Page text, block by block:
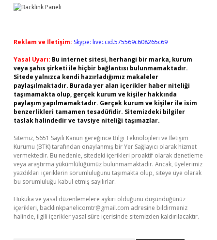
Reklam ve İletişim: Skype: live:.cid.575569c608265c69
Yasal Uyarı: Bu internet sitesi, herhangi bir marka, kurum
veya şahıs şirketi ile hiçbir bağlantısı bulunmamaktadır.
Sitede yalnızca kendi hazırladığımız makaleler
paylaşılmaktadır. Burada yer alan içerikler haber niteliği
taşımamakta olup, gerçek kurum ve kişiler hakkında
paylaşım yapılmamaktadır. Gerçek kurum ve kişiler ile isim
benzerlikleri tamamen tesadüfidir. Sitemizdeki bilgiler
taslak halindedir ve tavsiye niteliği taşımazlar.
Sitemiz, 5651 Sayılı Kanun gereğince Bilgi Teknolojileri ve İletişim
Kurumu (BTK) tarafından onaylanmış bir Yer Sağlayıcı olarak hizmet
vermektedir. Bu nedenle, sitedeki içerikleri proaktif olarak denetleme
veya araştırma yükümlülüğümüz bulunmamaktadır. Ancak, üyelerimiz
yazdıkları içeriklerin sorumluluğunu taşımakta olup, siteye üye olarak
bu sorumluluğu kabul etmiş sayılırlar.
Hukuka ve yasal düzenlemelere aykırı olduğunu düşündüğünüz
içerikleri, backlinkpanelicomtr@gmail.com adresine bildirmeniz
halinde, ilgili içerikler yasal süre içerisinde sitemizden kaldırılacaktır.